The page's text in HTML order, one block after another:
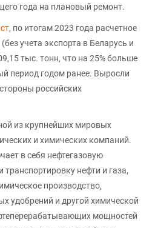
года на плановый ремонт.
, по итогам 2023 года расчетное
учета экспорта в Беларусь и
тыс. тонн, что на 25% больше
период годом ранее. Выросли
российских
из крупнейших мировых
и химических компаний.
в себя нефтегазовую
транспортировку нефти и газа,
производство,
удобрений и другой химической
мощностей